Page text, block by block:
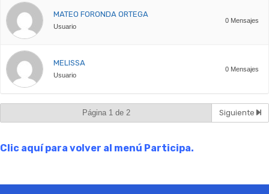
MATEO FORONDA ORTEGA
Usuario
0 Mensajes
MELISSA
Usuario
0 Mensajes
Página 1 de 2 Siguiente
Clic aquí para volver al menú Participa.